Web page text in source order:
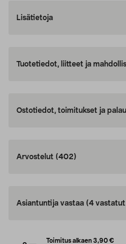
Lisätietoja
Tuotetiedot, liitteet ja
Ostotiedot, toimitukset ja
Arvostelut (402)
Asiantuntija vastaa (4
Toimitus alkaen 3,90 €